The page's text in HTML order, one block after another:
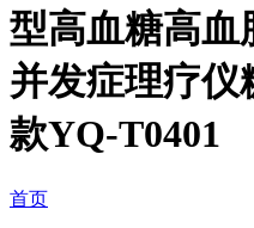
型高血糖高血
并发症理疗仪
款YQ-T0401
首页